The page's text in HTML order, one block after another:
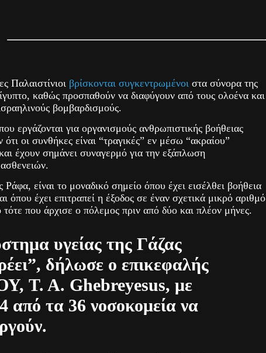
Παλαιστίνιοι βρίσκονται συγκεντρωμένοι στα σύνορα της
καθώς προσπαθούν να διαφύγουν από τους ολοένα και
βομβαρδισμούς.
εργάζονται για οργανισμούς ανθρωπιστικής βοήθειας
ότι οι συνθήκες είναι “τραγικές” εν μέσω “ακραίου”
έχουν σημάνει συναγερμό για την εξάπλωση
είναι το μοναδικό σημείο όπου έχει εισέλθει βοήθεια
όπου έχει επιτραπεί η έξοδος σε έναν σχετικά μικρό αριθμό
που άρχισε ο πόλεμος πριν από δύο και πλέον μήνες.
υγείας της Γάζας
δήλωσε ο επικεφαλής
T. A. Ghebreyesus, με
από τα 36 νοσοκομεία να